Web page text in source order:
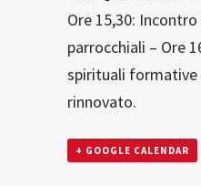
Ore 15,30:
parrocchiali – Ore
spirituali formative
rinnovato.
+ GOOGLE CALENDAR